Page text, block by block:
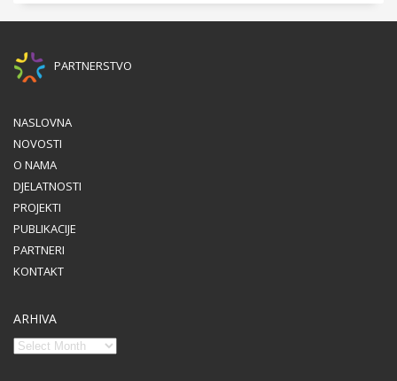
PARTNERSTVO
NASLOVNA
NOVOSTI
O NAMA
DJELATNOSTI
PROJEKTI
PUBLIKACIJE
PARTNERI
KONTAKT
ARHIVA